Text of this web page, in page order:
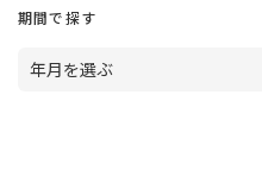
期間で探す
年月を選ぶ